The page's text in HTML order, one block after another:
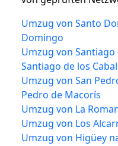
Umzug von Santo
Domingo
Umzug von
Santiago de los
Umzug von San
Pedro de Macorís
Umzug von La
Umzug von Los
Umzug von Higüey